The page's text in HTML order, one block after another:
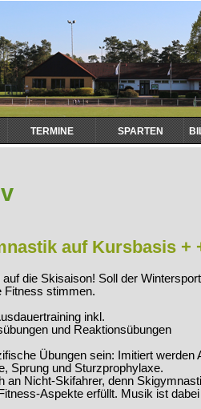
TERMINE SPARTEN
auf Kursbasis +
die Skisaison! Soll der
Fitness stimmen.
inkl.
und Reaktionsübungen
Übungen sein: Imitiert werden
Sprung und Sturzprophylaxe.
an Nicht-Skifahrer, denn
Aspekte erfüllt. Musik ist